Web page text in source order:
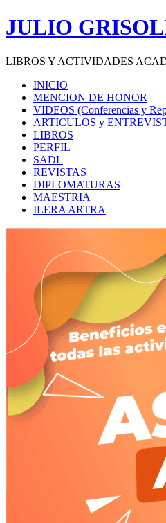
Saltar
al
JULIO
LIBROS Y ACTIVIDADES
INICIO
MENCION DE HONOR
VIDEOS (Conferencias y
ARTICULOS y
LIBROS
PERFIL
SADL
REVISTAS
DIPLOMATURAS
MAESTRIA
ILERA ARTRA